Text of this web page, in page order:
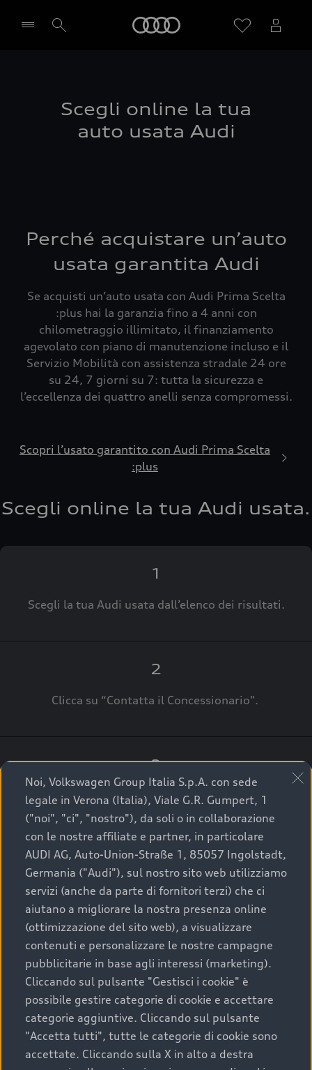
Scegli online la tua
auto usata Audi
Perché acquistare un’auto
usata garantita Audi
Se acquisti un’auto usata con Audi Prima Scelta
:plus hai la garanzia fino a 4 anni con
chilometraggio illimitato, il finanziamento
agevolato con piano di manutenzione incluso e il
Servizio Mobilità con assistenza stradale 24 ore
su 24, 7 giorni su 7: tutta la sicurezza e
l’eccellenza dei quattro anelli senza compromessi.
Scopri l’usato garantito con Audi Prima Scelta
:plus
Scegli online la tua Audi usata.
1
Scegli la tua Audi usata dall’elenco dei risultati.
2
Clicca su “Contatta il Concessionario".
3
A breve verrai ricontattato dal Customer Care
Audi Center o direttamente dal Concessionario
che ti supporterà per finalizzare la tua richiesta.
La qualità di acquistare
un’auto usata Audi
Scegliere un’auto usata è una decisione che coniuga
convenienza, affidabilità e sostenibilità. Per fare un
acquisto sicuro, è essenziale considerare aspetti
determinanti come la garanzia inclusa e l’affidabilità del
marchio. Audi offre l’auto usata perfetta tramite Audi
Prima Scelta :plus
Noi, Volkswagen Group Italia S.p.A. con sede
legale in Verona (Italia), Viale G.R. Gumpert, 1
("noi", "ci", "nostro"), da soli o in collaborazione
con le nostre affiliate e partner, in particolare
AUDI AG, Auto-Union-Straße 1, 85057 Ingolstadt,
Germania ("Audi"), sul nostro sito web utilizziamo
servizi (anche da parte di fornitori terzi) che ci
aiutano a migliorare la nostra presenza online
(ottimizzazione del sito web), a visualizzare
contenuti e personalizzare le nostre campagne
pubblicitarie in base agli interessi (marketing).
Cliccando sul pulsante "Gestisci i cookie" è
possibile gestire categorie di cookie e accettare
categorie aggiuntive. Cliccando sul pulsante
"Accetta tutti", tutte le categorie di cookie sono
accettate. Cliccando sulla X in alto a destra